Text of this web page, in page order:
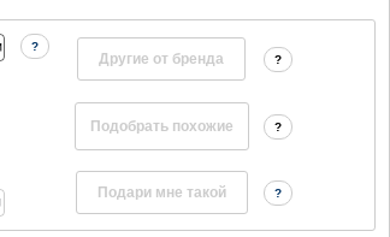
?
Другие от бренда ?
?
?